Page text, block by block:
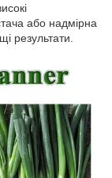
або надмірна
результати.